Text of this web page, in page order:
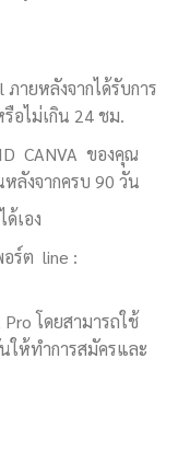
ายหลังจากได้รับการ
อไม่เกิน 24 ชม.
CANVA ของคุณ
ลังจากครบ 90 วัน
เอง
ร์ต line :
โดยสามารถใช้
ให้ทำการสมัครและ